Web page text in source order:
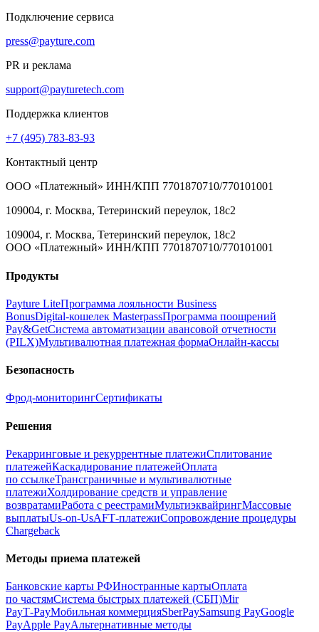
Подключение сервиса
press@payture.com
PR и реклама
support@payturetech.com
Поддержка клиентов
+7 (495) 783-83-93
Контактный центр
ООО «Платежный» ИНН/КПП 7701870710/770101001
109004, г. Москва, Тетеринский переулок, 18с2
109004, г. Москва, Тетеринский переулок, 18с2
ООО «Платежный» ИНН/КПП 7701870710/770101001
Продукты
Payture LiteПрограмма лояльности Business
BonusDigital‑кошелек MasterpassПрограмма поощрений
Pay&GetСистема автоматизации авансовой отчетности
(PILX)Мультивалютная платежная формаОнлайн‑кассы
Безопасность
Фрод‑мониторингСертификаты
Решения
Рекарринговые и рекуррентные платежиСплитование
платежейКаскадирование платежейОплата
по ссылкеТрансграничные и мультивалютные
платежиХолдирование средств и управление
возвратамиРабота с реестрамиМультиэквайрингМассовые
выплатыUs-on-UsAFT‑платежиСопровождение процедуры
Chargeback
Методы приема платежей
Банковские карты РФИностранные картыОплата
по частямСистема быстрых платежей (СБП)Mir
PayT‑PayМобильная коммерцияSberPaySamsung PayGoogle
PayApple PayАльтернативные методы